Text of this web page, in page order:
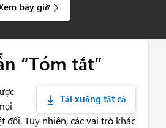
bây giờ
“Tóm tắt”
Tải xuống tất cả
đối. Tuy nhiên, các vai trò khác